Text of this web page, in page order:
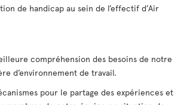
de handicap au sein de l’effectif d’Air
compréhension des besoins de notre
d’environnement de travail.
pour le partage des expériences et